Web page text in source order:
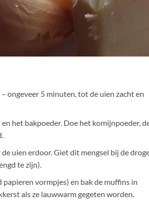
ongeveer 5 minuten, tot de uien zacht en
het bakpoeder. Doe het komijnpoeder,
uien erdoor. Giet dit mengsel bij de
te zijn).
vormpjes) en bak de muffins in
als ze lauwwarm gegeten worden.